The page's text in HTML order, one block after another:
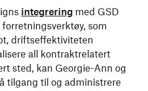
integrering med GSD
forretningsverktøy, som
driftseffektiviteten
all kontraktrelatert
sted, kan Georgie-Ann og
tilgang til og administrere